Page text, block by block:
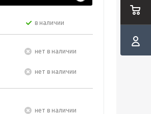
в наличии
Нет в наличии
Нет в наличии
Нет в наличии